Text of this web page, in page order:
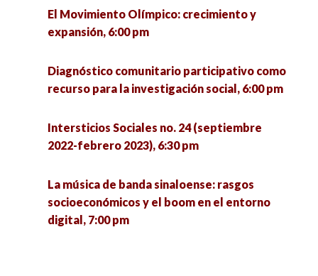
El Movimiento Olímpico: crecimiento y
expansión, 6:00 pm
Diagnóstico comunitario participativo como
recurso para la investigación social, 6:00 pm
Intersticios Sociales no. 24 (septiembre
2022-febrero 2023), 6:30 pm
La música de banda sinaloense: rasgos
socioeconómicos y el boom en el entorno
digital, 7:00 pm